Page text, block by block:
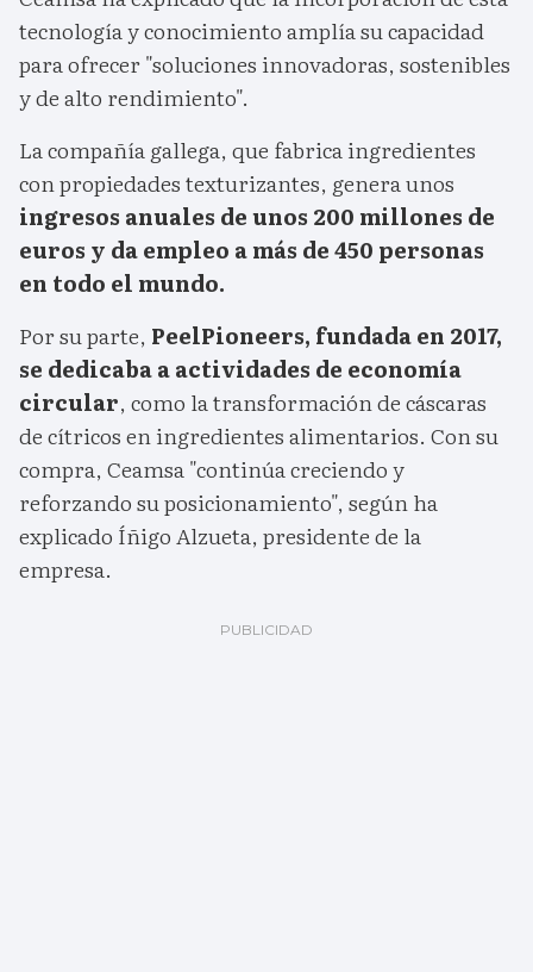
tecnología y conocimiento amplía su capacidad
para ofrecer "soluciones innovadoras, sostenibles
y de alto rendimiento".
La compañía gallega, que fabrica ingredientes
con propiedades texturizantes, genera unos
ingresos anuales de unos 200 millones de
euros y da empleo a más de 450 personas
en todo el mundo.
Por su parte, PeelPioneers, fundada en 2017,
se dedicaba a actividades de economía
circular, como la transformación de cáscaras
de cítricos en ingredientes alimentarios. Con su
compra, Ceamsa "continúa creciendo y
reforzando su posicionamiento", según ha
explicado Íñigo Alzueta, presidente de la
empresa.